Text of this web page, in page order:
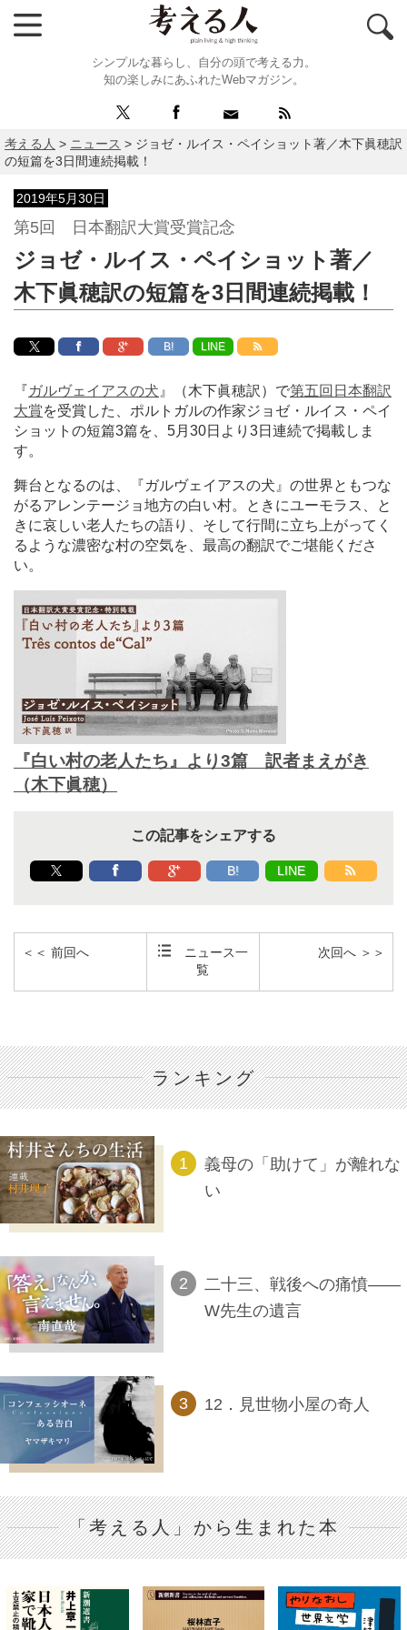
シンプルな暮らし、自分の頭で考える力。
知の楽しみにあふれたWebマガジン。
考える人 > ニュース > ジョゼ・ルイス・ペイショット著／木下眞穂訳
の短篇を3日間連続掲載！
2019年5月30日
第5回 日本翻訳大賞受賞記念
ジョゼ・ルイス・ペイショット著／
木下眞穂訳の短篇を3日間連続掲載！
B! LINE
『ガルヴェイアスの犬 』（木下眞穂訳）で第五回日本翻訳
大賞を受賞した、ポルトガルの作家ジョゼ・ルイス・ペイ
ショットの短篇3篇を、5月30日より3日連続で掲載しま
す。
舞台となるのは、『ガルヴェイアスの犬』の世界ともつな
がるアレンテージョ地方の白い村。ときにユーモラス、と
きに哀しい老人たちの語り、そして行間に立ち上がってく
るような濃密な村の空気を、最高の翻訳でご堪能くださ
い。
『白い村の老人たち』より3篇 訳者まえがき
（木下眞穂）
この記事をシェアする
B! LINE
＜＜ 前回へ
ニュース一
覧
次回へ ＞＞
ランキング
義母の「助けて」が離れな
い
二十三、戦後への痛憤――
W先生の遺言
12．見世物小屋の奇人
「考える人」から生まれた本